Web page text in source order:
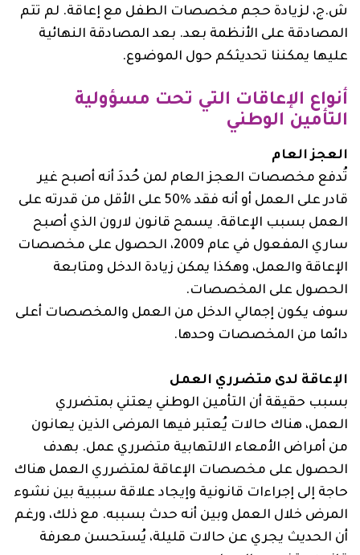
ش.ج، لزيادة حجم مخصصات الطفل مع إعاقة. لم تتم
المصادقة على الأنظمة بعد. بعد المصادقة النهائية
عليها يمكننا تحديثكم حول الموضوع.
أنواع الإعاقات التي تحت مسؤولية
التأمين الوطني
العجز العام
تُدفع مخصصات العجز العام لمن حُددَ أنه أصبح غير
قادر على العمل أو أنه فقد %50 على الأقل من قدرته على
العمل بسبب الإعاقة. يسمح قانون لارون الذي أصبح
ساري المفعول في عام 2009، الحصول على مخصصات
الإعاقة والعمل، وهكذا يمكن زيادة الدخل ومتابعة
الحصول على المخصصات.
سوف يكون إجمالي الدخل من العمل والمخصصات أعلى
دائما من المخصصات وحدها.
الإعاقة لدى متضرري العمل
بسبب حقيقة أن التأمين الوطني يعتني بمتضرري
العمل، هناك حالات يُعتبر فيها المرضى الذين يعانون
من أمراض الأمعاء الالتهابية متضرري عمل. بهدف
الحصول على مخصصات الإعاقة لمتضرري العمل هناك
حاجة إلى إجراءات قانونية وإيجاد علاقة سببية بين نشوء
المرض خلال العمل وبين أنه حدث بسببه. مع ذلك، ورغم
أن الحديث يجري عن حالات قليلة، يُستحسن معرفة